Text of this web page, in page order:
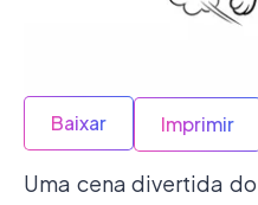
Baixar Imprimir
Uma cena divertida